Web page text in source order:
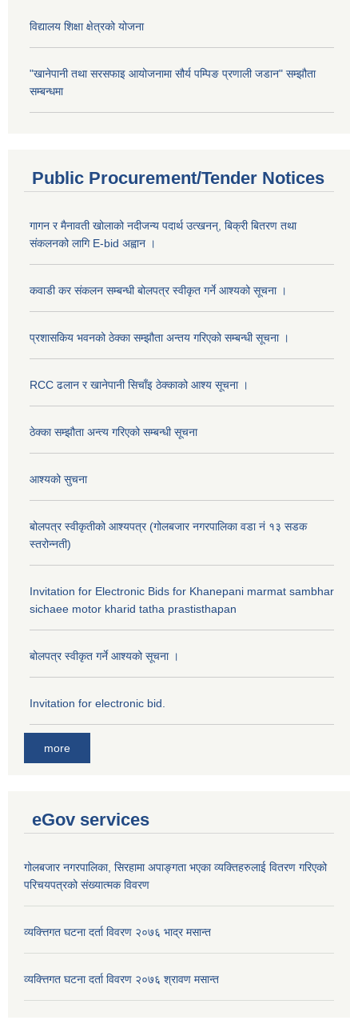
विद्यालय शिक्षा क्षेत्रको योजना
"खानेपानी तथा सरसफाइ आयोजनामा सौर्य पम्पिङ प्रणाली जडान" सम्झौता
सम्बन्धमा
Public Procurement/Tender Notices
गागन र मैनावती खोलाको नदीजन्य पदार्थ उत्खनन्, बिक्री बितरण तथा
संकलनको लागि E-bid अह्वान ।
कवाडी कर संकलन सम्बन्धी बोलपत्र स्वीकृत गर्ने आश्यको सूचना ।
प्रशासकिय भवनको ठेक्का सम्झौता अन्तय गरिएको सम्बन्धी सूचना ।
RCC ढलान र खानेपानी सिचाँइ ठेक्काको आश्य सूचना ।
ठेक्का सम्झौता अन्त्य गरिएको सम्बन्धी सूचना
आश्यको सुचना
बोलपत्र स्वीकृतीको आश्यपत्र (गोलबजार नगरपालिका वडा नं १३ सडक
स्तरोन्नती)
Invitation for Electronic Bids for Khanepani marmat sambhar
sichaee motor kharid tatha prastisthapan
बोलपत्र स्वीकृत गर्ने आश्यको सूचना ।
Invitation for electronic bid.
more
eGov services
गोलबजार नगरपालिका, सिरहामा अपाङ्गता भएका व्यक्तिहरुलाई वितरण गरिएको
परिचयपत्रको संख्यात्मक विवरण
व्यक्त्तिगत घटना दर्ता विवरण २०७६ भाद्र मसान्त
व्यक्त्तिगत घटना दर्ता विवरण २०७६ श्रावण मसान्त